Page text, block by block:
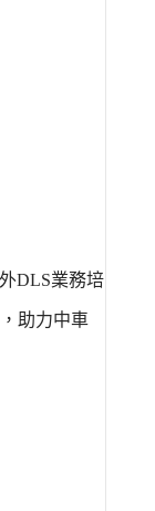
DLS業務培
助力中車